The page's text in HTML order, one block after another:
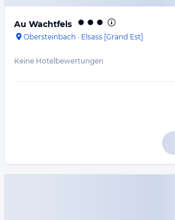
Au Wachtfels
Obersteinbach · Elsass [Grand Est]
Keine Hotelbewertungen